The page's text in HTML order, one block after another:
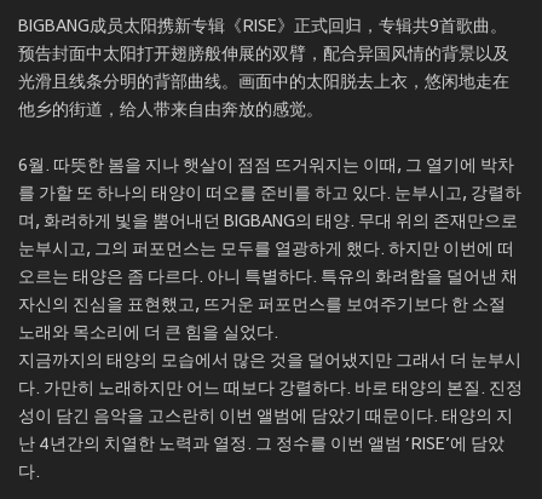
BIGBANG成员太阳携新专辑《RISE》正式回归，专辑共9首歌曲。
预告封面中太阳打开翅膀般伸展的双臂，配合异国风情的背景以及
光滑且线条分明的背部曲线。画面中的太阳脱去上衣，悠闲地走在
他乡的街道，给人带来自由奔放的感觉。
6월. 따뜻한 봄을 지나 햇살이 점점 뜨거워지는 이때, 그 열기에 박차
를 가할 또 하나의 태양이 떠오를 준비를 하고 있다. 눈부시고, 강렬하
며, 화려하게 빛을 뿜어내던 BIGBANG의 태양. 무대 위의 존재만으로
눈부시고, 그의 퍼포먼스는 모두를 열광하게 했다. 하지만 이번에 떠
오르는 태양은 좀 다르다. 아니 특별하다. 특유의 화려함을 덜어낸 채
자신의 진심을 표현했고, 뜨거운 퍼포먼스를 보여주기보다 한 소절
노래와 목소리에 더 큰 힘을 실었다.
지금까지의 태양의 모습에서 많은 것을 덜어냈지만 그래서 더 눈부시
다. 가만히 노래하지만 어느 때보다 강렬하다. 바로 태양의 본질. 진정
성이 담긴 음악을 고스란히 이번 앨범에 담았기 때문이다. 태양의 지
난 4년간의 치열한 노력과 열정. 그 정수를 이번 앨범 ‘RISE’에 담았
다.